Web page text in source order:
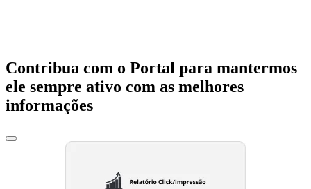
Contribua com o Portal para mantermos
ele sempre ativo com as melhores
informações